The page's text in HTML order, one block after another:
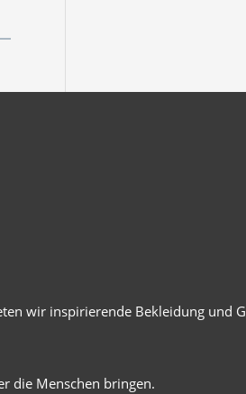
wir inspirierende Bekleidung und
die Menschen bringen.